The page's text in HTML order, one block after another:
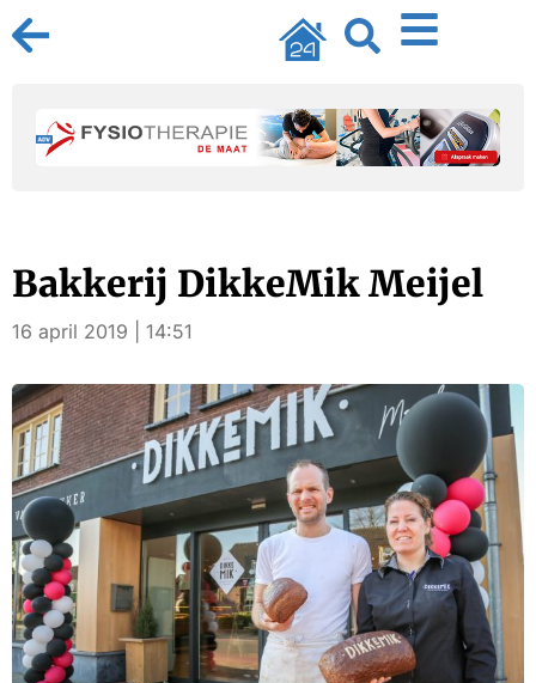
Bakkerij DikkeMik Meijel
16 april 2019 | 14:51